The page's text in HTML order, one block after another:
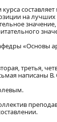
на
«Основы
третья,
написаны